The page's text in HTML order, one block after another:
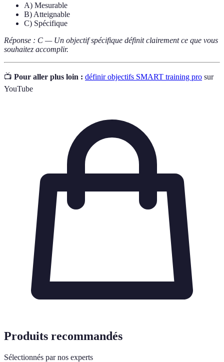
A) Mesurable
B) Atteignable
C) Spécifique
Réponse : C — Un objectif spécifique définit clairement ce que vous
souhaitez accomplir.
📺 Pour aller plus loin : définir objectifs SMART training pro sur
YouTube
Produits recommandés
Sélectionnés par nos experts